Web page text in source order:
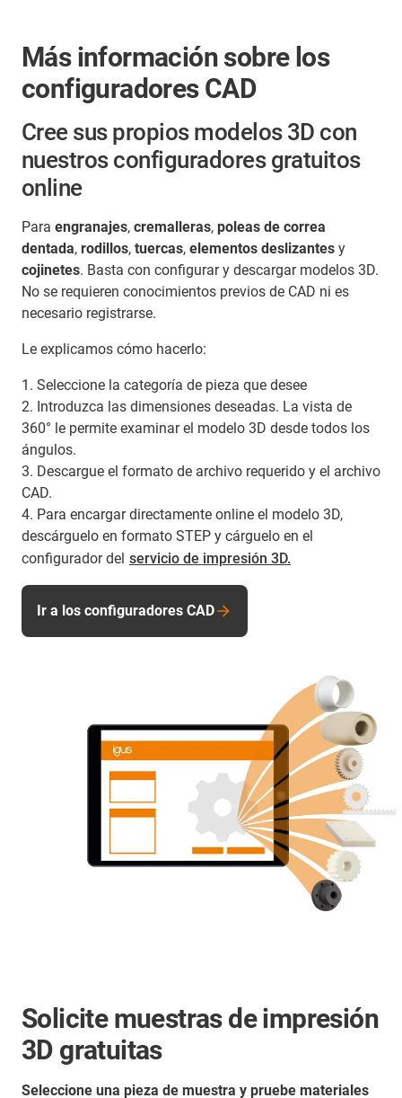
Más información sobre los
configuradores CAD
Cree sus propios modelos 3D con
nuestros configuradores gratuitos
online
Para engranajes, cremalleras, poleas de correa
dentada, rodillos, tuercas, elementos deslizantes y
cojinetes. Basta con configurar y descargar modelos 3D.
No se requieren conocimientos previos de CAD ni es
necesario registrarse.
Le explicamos cómo hacerlo:
1. Seleccione la categoría de pieza que desee
2. Introduzca las dimensiones deseadas. La vista de
360° le permite examinar el modelo 3D desde todos los
ángulos.
3. Descargue el formato de archivo requerido y el archivo
CAD.
4. Para encargar directamente online el modelo 3D,
descárguelo en formato STEP y cárguelo en el
configurador del servicio de impresión 3D.
Ir a los configuradores CAD
Solicite muestras de impresión
3D gratuitas
Seleccione una pieza de muestra y pruebe materiales